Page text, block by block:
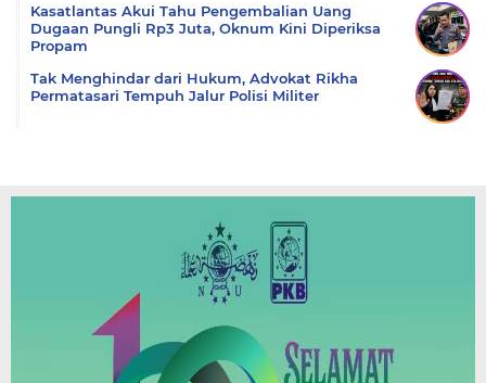
Kasatlantas Akui Tahu Pengembalian Uang
Dugaan Pungli Rp3 Juta, Oknum Kini Diperiksa
Propam
Tak Menghindar dari Hukum, Advokat Rikha
Permatasari Tempuh Jalur Polisi Militer